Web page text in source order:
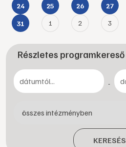
24 25 26 27
31 1 2 3
Részletes programkereső
-
KERESÉS